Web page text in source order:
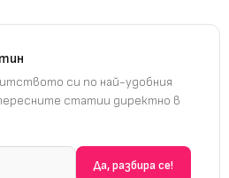
си по най-удобния
статии директно в